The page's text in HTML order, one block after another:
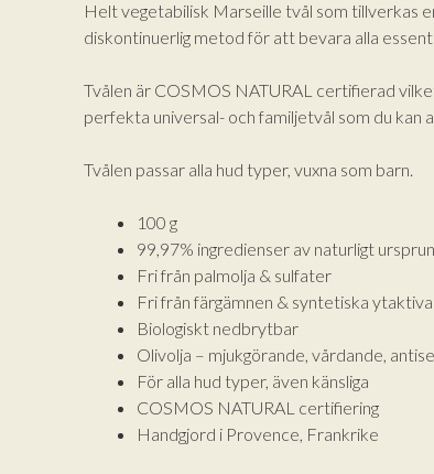
Helt vegetabilisk Marseille tvål som tillverkas
diskontinuerlig metod för att bevara alla
Tvålen är COSMOS NATURAL certifierad
perfekta universal- och familjetvål som du kan
Tvålen passar alla hud typer, vuxna som barn.
100 g
99,97% ingredienser av naturligt
Fri från palmolja & sulfater
Fri från färgämnen & syntetiska
Biologiskt nedbrytbar
Olivolja – mjukgörande, vårdande,
För alla hud typer, även känsliga
COSMOS NATURAL certifiering
Handgjord i Provence, Frankrike